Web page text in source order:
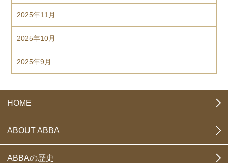
2025年11月
2025年10月
2025年9月
HOME
ABOUT ABBA
ABBAの歴史